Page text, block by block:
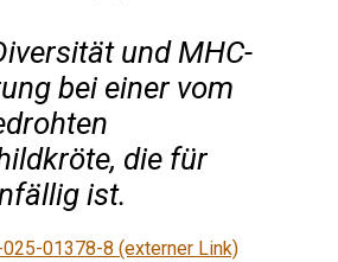
und MHC-
bei einer vom
die für
ist.
01378-8 (externer Link)